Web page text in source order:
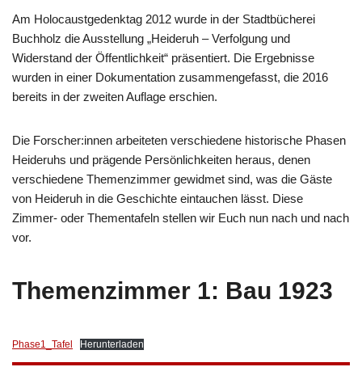
Am Holocaustgedenktag 2012 wurde in der Stadtbücherei
Buchholz die Ausstellung „Heideruh – Verfolgung und
Widerstand der Öffentlichkeit“ präsentiert. Die Ergebnisse
wurden in einer Dokumentation zusammengefasst, die 2016
bereits in der zweiten Auflage erschien.
Die Forscher:innen arbeiteten verschiedene historische Phasen
Heideruhs und prägende Persönlichkeiten heraus, denen
verschiedene Themenzimmer gewidmet sind, was die Gäste
von Heideruh in die Geschichte eintauchen lässt. Diese
Zimmer- oder Thementafeln stellen wir Euch nun nach und nach
vor.
Themenzimmer 1: Bau 1923
Phase1_Tafel Herunterladen